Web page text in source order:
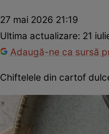
27 mai 2026 21:19
Ultima actualizare: 21
Adaugă-ne ca sursă
Chiftelele din cartof